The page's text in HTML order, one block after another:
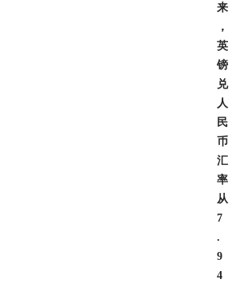
来
，
英
镑
兑
人
民
币
汇
率
从
7
.
9
4